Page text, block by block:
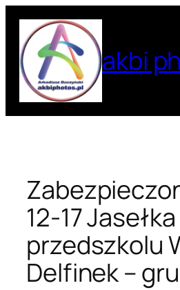
treści
akbi
12-17
przedszkolu
Delfinek –